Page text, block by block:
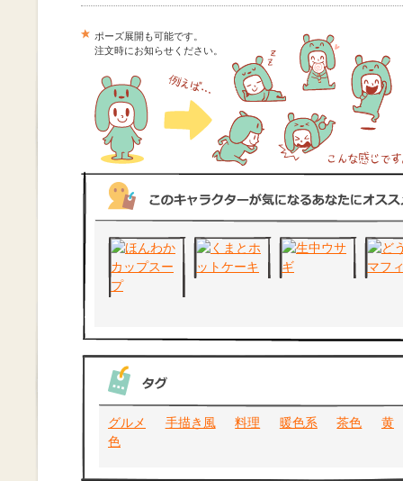
ポーズ展開も可能です。
注文時にお知らせください。
グルメ 手描き風 料理 暖色系 茶色
黄
色